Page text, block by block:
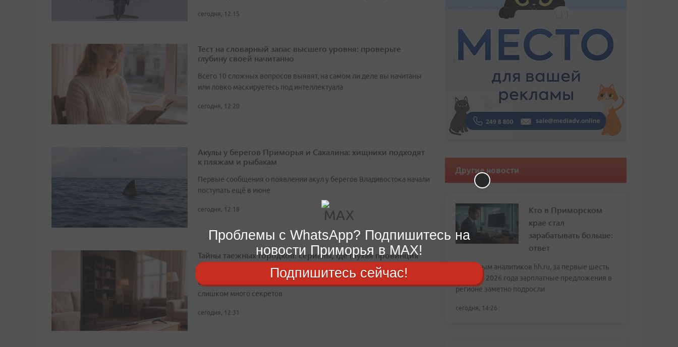
сегодня, 12:15
Тест на словарный запас высшего уровня: проверьте
глубину своей начитанно
Всего 10 сложных вопросов выявят, на самом ли деле вы начитаны
или ловко маскируетесь под интеллектуала
сегодня, 12:20
Акулы у берегов Приморья и Сахалина: хищники подходят
к пляжам и рыбакам
Первые сообщения о появлении акул у берегов Владивостока начали
поступать ещё в июне
сегодня, 12:18
Тайны таежных городков: сериалы, где глухая провинция
хранит много секретов
Собрали пять российских проектов, где глухая провинция хранит
слишком много секретов
сегодня, 12:31
Другие новости
Кто в Приморском
крае стал
зарабатывать больше:
ответ
По данным аналитиков hh.ru, за первые шесть
месяцев 2026 года зарплатные предложения в
регионе заметно подросли
сегодня, 14:26
Проблемы с WhatsApp? Подпишитесь на
новости Приморья в MAX!
Подпишитесь сейчас!